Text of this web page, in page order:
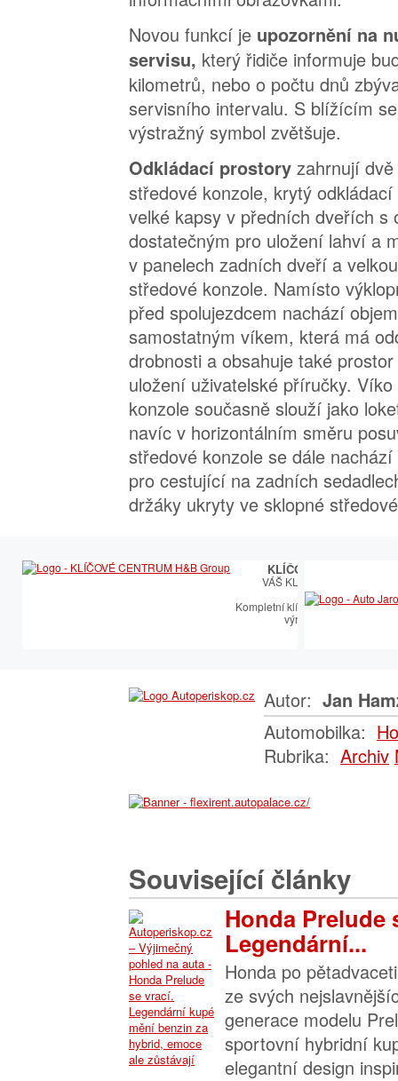
Novou funkcí je upozornění na
servisu, který řidiče informuje
kilometrů, nebo o počtu dnů
servisního intervalu. S blížícím
výstražný symbol zvětšuje.
Odkládací prostory zahrnují
středové konzole, krytý
velké kapsy v předních dveřích s
dostatečným pro uložení lahví a
v panelech zadních dveří a
středové konzole. Namísto
před spolujezdcem nachází
samostatným víkem, která má
drobnosti a obsahuje také
uložení uživatelské příručky.
konzole současně slouží jako
navíc v horizontálním směru
středové konzole se dále
pro cestující na zadních
držáky ukryty ve sklopné
KLÍČOVÉ CENTRUM
VÁŠ KLÍČOVÝ PARTNER
Kompletní klíčařský sortiment
výroby autoklíčů
Autor: Jan
Automobilka:
Rubrika: Archiv
Související články
Honda Prelude
Legendární...
Honda po
ze svých
generace modelu
sportovní hybridní
elegantní design